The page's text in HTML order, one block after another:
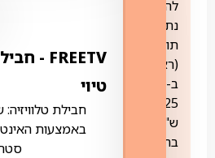
להשכרת
נתב
תומך
(ראוטר)
ב-
25
ש"ח
בחודש.
טיוי
חבילת
באמצעות